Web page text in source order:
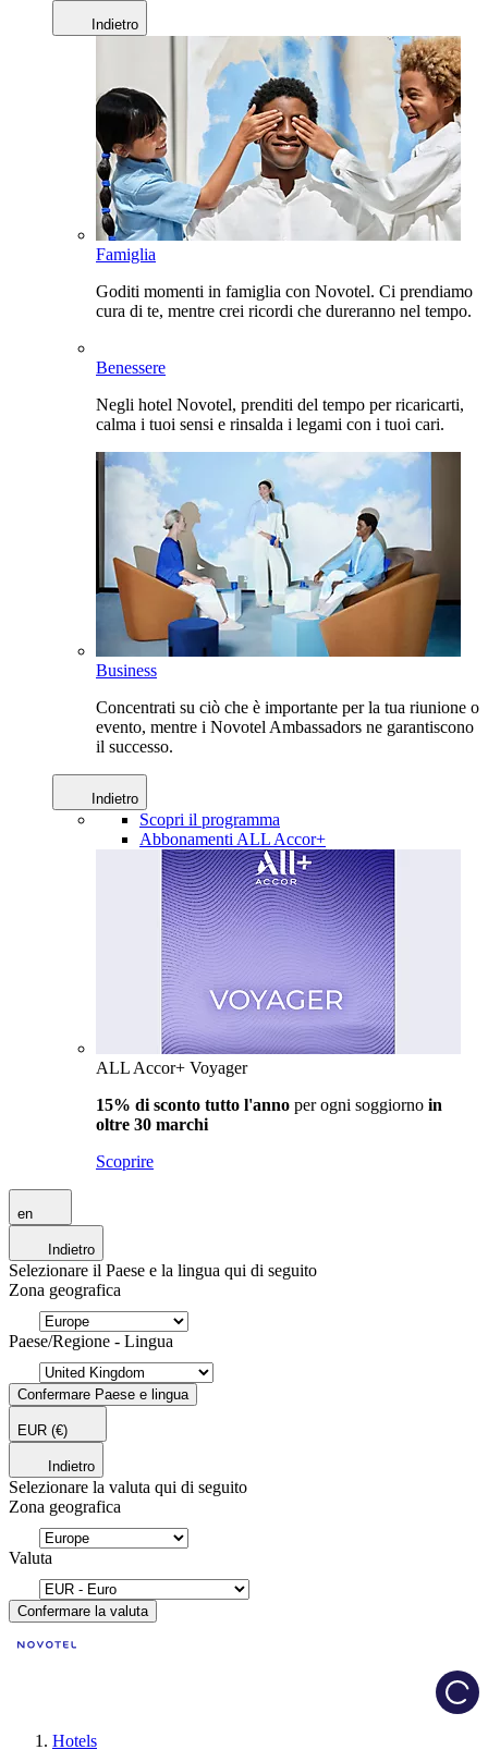
Indietro
Famiglia
Goditi momenti in famiglia con Novotel. Ci prendiamo
cura di te, mentre crei ricordi che dureranno nel tempo.
Benessere
Negli hotel Novotel, prenditi del tempo per ricaricarti,
calma i tuoi sensi e rinsalda i legami con i tuoi cari.
Business
Concentrati su ciò che è importante per la tua riunione o
evento, mentre i Novotel Ambassadors ne garantiscono
il successo.
Indietro
Scopri il programma
Abbonamenti ALL Accor+
ALL Accor+ Voyager
15% di sconto tutto l'anno per ogni soggiorno in
oltre 30 marchi
Scoprire
en
Indietro
Selezionare il Paese e la lingua qui di seguito
Zona geografica
Paese/Regione - Lingua
Confermare Paese e lingua
EUR (€)
Indietro
Selezionare la valuta qui di seguito
Zona geografica
Valuta
Confermare la valuta
Hotels